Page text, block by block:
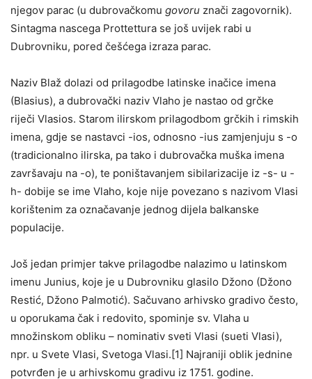
njegov parac (u dubrovačkomu govoru znači zagovornik).
Sintagma nascega Prottettura se još uvijek rabi u
Dubrovniku, pored češćega izraza parac.
Naziv Blaž dolazi od prilagodbe latinske inačice imena
(Blasius), a dubrovački naziv Vlaho je nastao od grčke
riječi Vlasios. Starom ilirskom prilagodbom grčkih i rimskih
imena, gdje se nastavci -ios, odnosno -ius zamjenjuju s -o
(tradicionalno ilirska, pa tako i dubrovačka muška imena
završavaju na -o), te poništavanjem sibilarizacije iz -s- u -
h- dobije se ime Vlaho, koje nije povezano s nazivom Vlasi
korištenim za označavanje jednog dijela balkanske
populacije.
Još jedan primjer takve prilagodbe nalazimo u latinskom
imenu Junius, koje je u Dubrovniku glasilo Džono (Džono
Restić, Džono Palmotić). Sačuvano arhivsko gradivo često,
u oporukama čak i redovito, spominje sv. Vlaha u
množinskom obliku – nominativ sveti Vlasi (sueti Vlasi),
npr. u Svete Vlasi, Svetoga Vlasi.[1] Najraniji oblik jednine
potvrđen je u arhivskomu gradivu iz 1751. godine.